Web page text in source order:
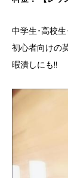
中学生･高校
初心者向けの
暇潰しにも!!